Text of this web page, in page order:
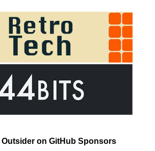
on GitHub Sponsors